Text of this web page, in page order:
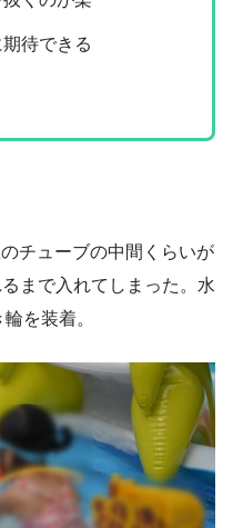
待できる
チューブの中間くらいが
まで入れてしまった。水
を装着。